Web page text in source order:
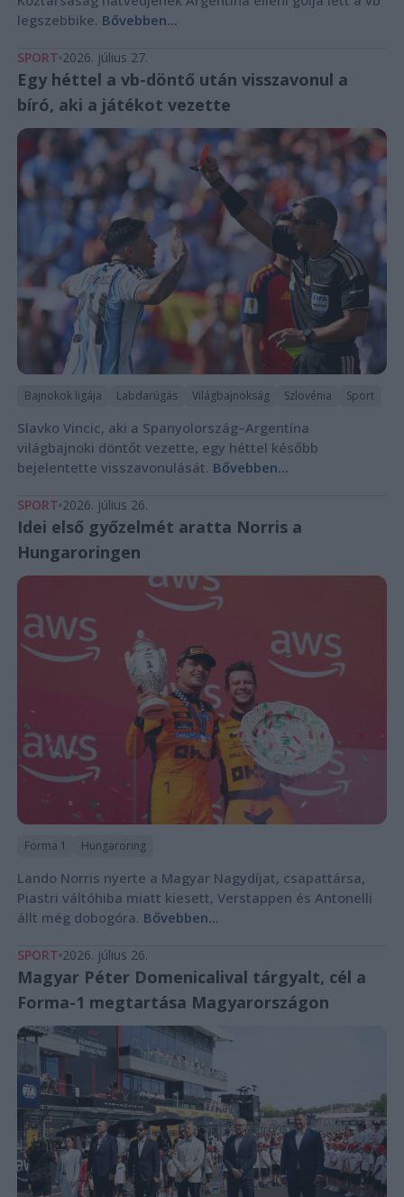
legszebbike. Bővebben...
SPORT 2026. július 27.
Egy héttel a vb-döntő után visszavonul a
bíró, aki a játékot vezette
Bajnokok ligája Labdarúgás Világbajnokság Szlovénia Sport
Slavko Vincic, aki a Spanyolország–Argentína
világbajnoki döntőt vezette, egy héttel később
bejelentette visszavonulását. Bővebben...
SPORT 2026. július 26.
Idei első győzelmét aratta Norris a
Hungaroringen
Forma 1 Hungaroring
Lando Norris nyerte a Magyar Nagydíjat, csapattársa,
Piastri váltóhiba miatt kiesett, Verstappen és Antonelli
állt még dobogóra. Bővebben...
SPORT 2026. július 26.
Magyar Péter Domenicalival tárgyalt, cél a
Forma-1 megtartása Magyarországon